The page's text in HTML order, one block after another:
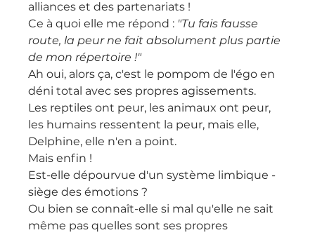
alliances et des partenariats !
Ce à quoi elle me répond : "Tu fais fausse
route, la peur ne fait absolument plus partie
de mon répertoire !"
Ah oui, alors ça, c'est le pompom de l'égo en
déni total avec ses propres agissements.
Les reptiles ont peur, les animaux ont peur,
les humains ressentent la peur, mais elle,
Delphine, elle n'en a point.
Mais enfin !
Est-elle dépourvue d'un système limbique -
siège des émotions ?
Ou bien se connaît-elle si mal qu'elle ne sait
même pas quelles sont ses propres